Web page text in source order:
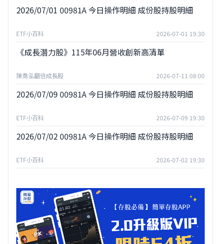
2026/07/01 00981A 今日操作明細 成份股持股明細
ETF小百科 2026-07-01 19:30
《成長潛力股》115年06月營收創新高清單
陳喬泓翻倍成長股 2026-07-11 08:00
2026/07/09 00981A 今日操作明細 成份股持股明細
ETF小百科 2026-07-09 19:30
2026/07/02 00981A 今日操作明細 成份股持股明細
ETF小百科 2026-07-02 19:30